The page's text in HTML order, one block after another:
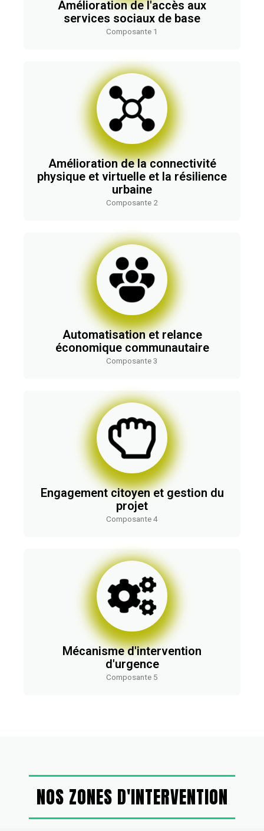
Amélioration de l'accès aux
services sociaux de base
Composante 1
Amélioration de la connectivité
physique et virtuelle et la résilience
urbaine
Composante 2
Automatisation et relance
économique communautaire
Composante 3
Engagement citoyen et gestion du
projet
Composante 4
Mécanisme d'intervention
d'urgence
Composante 5
NOS ZONES D'INTERVENTION